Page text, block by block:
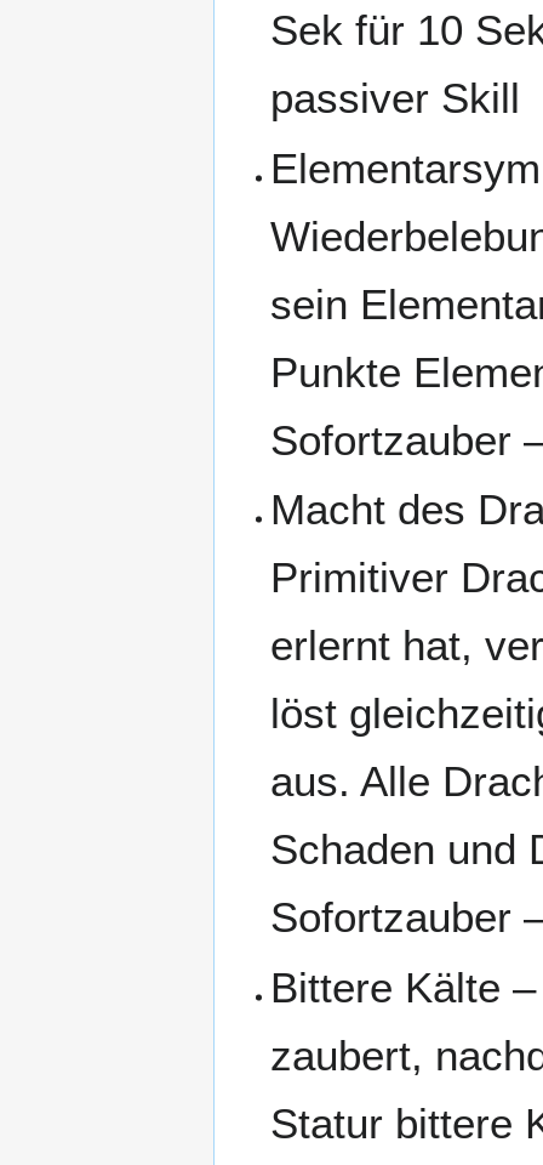
Sek für 10
passiver Skill
sein
Punkte
Sofortzauber
Macht des
Primitiver
erlernt hat,
löst
aus. Alle
Schaden und
Sofortzauber
Bittere Kälte
zaubert,
Statur bittere